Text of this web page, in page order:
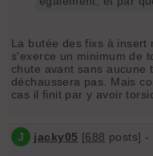
La butée des fixs à insert
s'exerce un minimum de
chute avant sans aucune
déchaussera pas. Mais
cas il finit par y avoir
J jacky05 [688 posts] -